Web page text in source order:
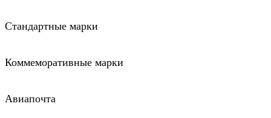
Стандартные марки
Коммеморативные марки
Авиапочта